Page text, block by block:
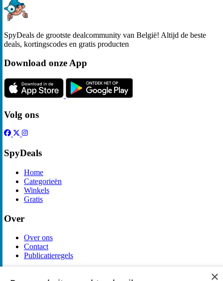
SpyDeals de grootste dealcommunity van België! Altijd de beste
deals, kortingscodes en gratis producten
Download onze App
Volg ons
SpyDeals
Home
Categorieën
Winkels
Gratis
Over
Over ons
Contact
Publicatieregels
×